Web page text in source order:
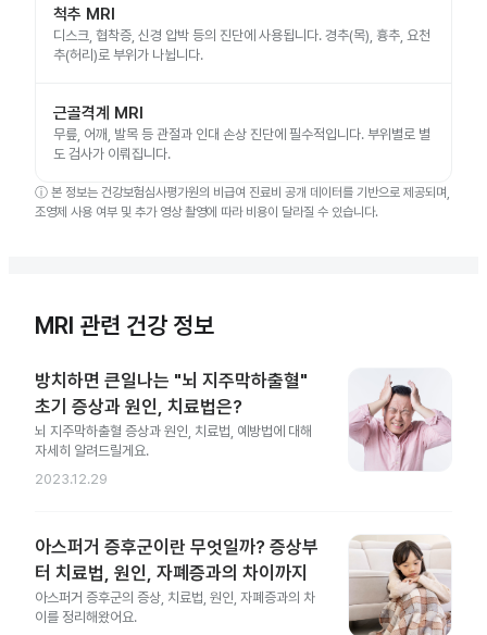
척추 MRI
디스크, 협착증, 신경 압박 등의 진단에 사용됩니다. 경추(목), 흉추, 요천
추(허리)로 부위가 나뉩니다.
근골격계 MRI
무릎, 어깨, 발목 등 관절과 인대 손상 진단에 필수적입니다. 부위별로 별
도 검사가 이뤄집니다.
ⓘ 본 정보는 건강보험심사평가원의 비급여 진료비 공개 데이터를 기반으로 제공되며,
조영제 사용 여부 및 추가 영상 촬영에 따라 비용이 달라질 수 있습니다.
MRI 관련 건강 정보
방치하면 큰일나는 "뇌 지주막하출혈"
초기 증상과 원인, 치료법은?
뇌 지주막하출혈 증상과 원인, 치료법, 예방법에 대해
자세히 알려드릴게요.
2023.12.29
아스퍼거 증후군이란 무엇일까? 증상부
터 치료법, 원인, 자폐증과의 차이까지
아스퍼거 증후군의 증상, 치료법, 원인, 자폐증과의 차
이를 정리해왔어요.